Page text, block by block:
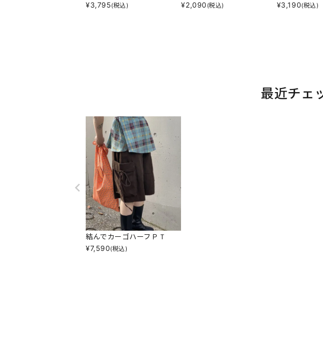
¥3,795(税込)
¥2,090 (税込)
¥3,190(税込)
最近チェ
結んでカーゴハーフＰＴ
¥7,590(税込)